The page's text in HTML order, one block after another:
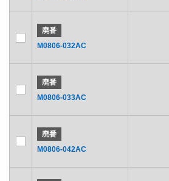
廃番
M0806-032AC
廃番
M0806-033AC
廃番
M0806-042AC